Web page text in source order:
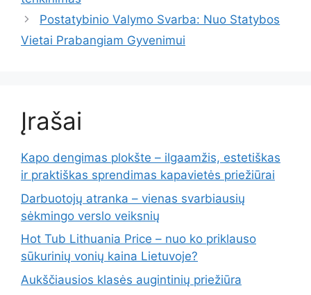
Postatybinio Valymo Svarba: Nuo Statybos
Vietai Prabangiam Gyvenimui
Įrašai
Kapo dengimas plokšte – ilgaamžis, estetiškas
ir praktiškas sprendimas kapavietės priežiūrai
Darbuotojų atranka – vienas svarbiausių
sėkmingo verslo veiksnių
Hot Tub Lithuania Price – nuo ko priklauso
sūkurinių vonių kaina Lietuvoje?
Aukščiausios klasės augintinių priežiūra